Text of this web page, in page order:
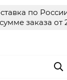
по
заказа от